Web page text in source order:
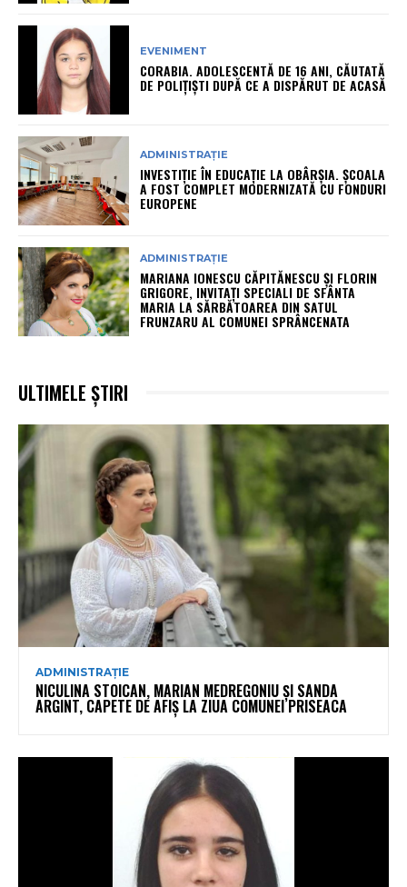
EVENIMENT
CORABIA. ADOLESCENTĂ DE 16 ANI, CĂUTATĂ
DE POLIȚIȘTI DUPĂ CE A DISPĂRUT DE ACASĂ
ADMINISTRAȚIE
INVESTIȚIE ÎN EDUCAȚIE LA OBÂRȘIA. ȘCOALA
A FOST COMPLET MODERNIZATĂ CU FONDURI
EUROPENE
ADMINISTRAȚIE
MARIANA IONESCU CĂPITĂNESCU ȘI FLORIN
GRIGORE, INVITAȚI SPECIALI DE SFÂNTA
MARIA LA SĂRBĂTOAREA DIN SATUL
FRUNZARU AL COMUNEI SPRÂNCENATA
ULTIMELE ȘTIRI
ADMINISTRAȚIE
NICULINA STOICAN, MARIAN MEDREGONIU ȘI SANDA
ARGINT, CAPETE DE AFIȘ LA ZIUA COMUNEI PRISEACA